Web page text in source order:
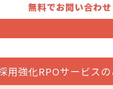
無料でお問い合わせ
用強化RPOサービス